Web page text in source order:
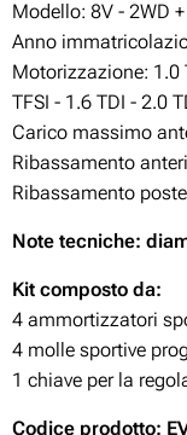
Modello: 8V - 2WD
Anno
Motorizzazione: 1.0
TFSI - 1.6 TDI - 2.0
Carico massimo
Ribassamento
Ribassamento
Note tecniche:
Kit composto da:
4 ammortizzatori
4 molle sportive
1 chiave per la
Codice prodotto: